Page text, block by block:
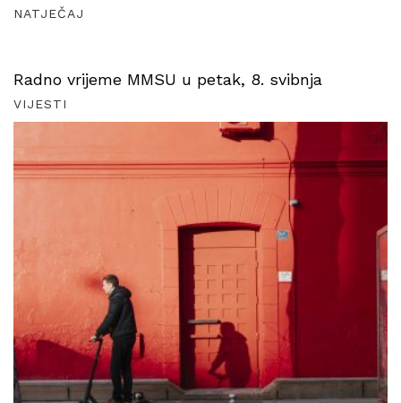
NATJEČAJ
Radno vrijeme MMSU u petak, 8. svibnja
VIJESTI